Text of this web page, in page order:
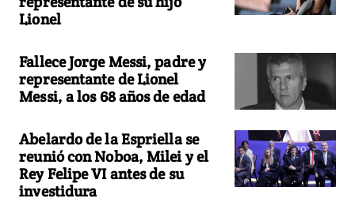
Lionel
Fallece Jorge Messi, padre y
representante de Lionel
Messi, a los 68 años de edad
Abelardo de la Espriella se
reunió con Noboa, Milei y el
Rey Felipe VI antes de su
investidura